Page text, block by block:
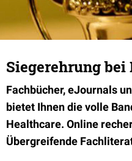
Siegerehrung bei
Fachbücher, eJournals
bietet Ihnen die volle
Healthcare. Online
Übergreifende